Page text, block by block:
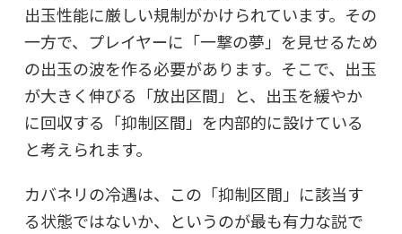
出玉性能に厳しい規制がかけられています。その
一方で、プレイヤーに「一撃の夢」を見せるため
の出玉の波を作る必要があります。そこで、 出玉
が大きく伸びる「放出区間」と、出玉を緩やか
に回収する「抑制区間」を内部的に設けている
と考えられます。
カバネリの冷遇は、この「抑制区間」に該当す
る状態ではないか、というのが最も有力な説で